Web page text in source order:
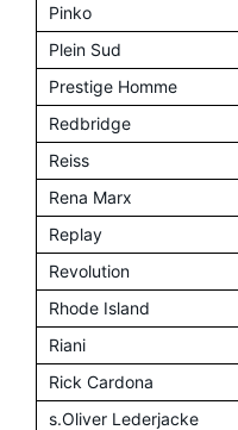
Pinko
Plein Sud
Prestige Homme
Redbridge
Reiss
Rena Marx
Replay
Revolution
Rhode Island
Riani
Rick Cardona
s.Oliver Lederjacke